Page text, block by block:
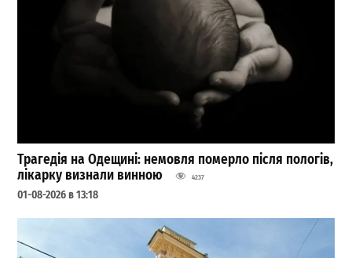
Трагедія на Одещині: немовля померло після пологів,
лікарку визнали винною
4237
01-08-2026 в 13:18